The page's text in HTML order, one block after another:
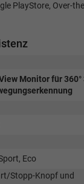
PlayStore, Over-
Monitor für 360°
Eco
Stopp-Knopf und